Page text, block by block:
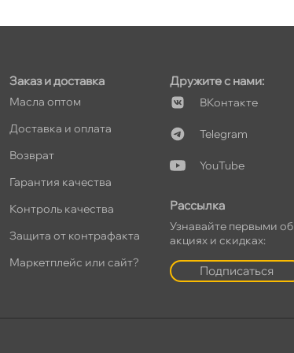
Заказ и доставка
Масла оптом
Доставка и оплата
озврат
Гарантия качества
Контроль качества
Защита от контрафакта
Маркетплейс или сайт?
Дружите с нами:
Контакте
Telegram
YouTube
Рассылка
Узнавайте первыми о
акциях и скидках:
Подписаться